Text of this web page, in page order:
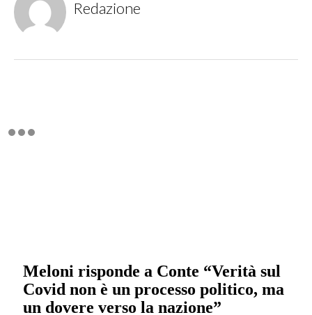
Redazione
Meloni risponde a Conte “Verità sul
Covid non è un processo politico, ma
un dovere verso la nazione”